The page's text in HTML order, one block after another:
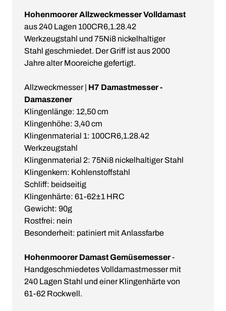
Hohenmoorer Allzweckmesser Volldamast
aus 240 Lagen 100CR6,1.28.42
Werkzeugstahl und 75Ni8 nickelhaltiger
Stahl geschmiedet. Der Griff ist aus 2000
Jahre alter Mooreiche gefertigt.
Allzweckmesser | H7 Damastmesser -
Damaszener
Klingenlänge: 12,50 cm
Klingenhöhe: 3,40 cm
Klingenmaterial 1: 100CR6,1.28.42
Werkzeugstahl
Klingenmaterial 2: 75Ni8 nickelhaltiger Stahl
Klingenkern: Kohlenstoffstahl
Schliff: beidseitig
Klingenhärte: 61-62±1 HRC
Gewicht: 90g
Rostfrei: nein
Besonderheit: patiniert mit Anlassfarbe
Hohenmoorer Damast Gemüsemesser-
Handgeschmiedetes Volldamastmesser mit
240 Lagen Stahl und einer Klingenhärte von
61-62 Rockwell.